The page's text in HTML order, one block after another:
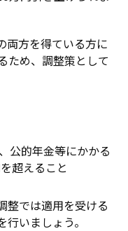
両方を得ている方に
ため、調整策として
公的年金等にかかる
超えること
整では適用を受ける
いましょう。